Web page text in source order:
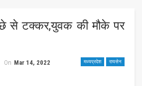
से टक्कर,युवक की मौके पर
मध्यप्रदेश रायसेन
On Mar 14, 2022